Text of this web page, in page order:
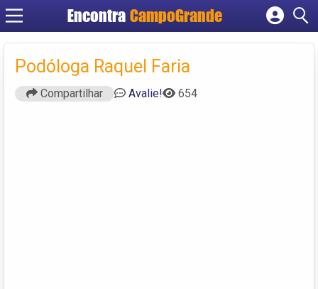
Encontra CampoGrande
Cadastrar empresa
Criar conta
Podóloga Raquel Faria
Compartilhar Avalie! 654